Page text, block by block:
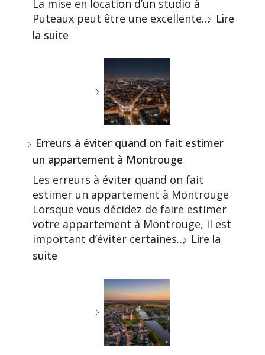
La mise en location d’un studio à
Puteaux peut être une excellente… Lire
la suite
Erreurs à éviter quand on fait estimer
un appartement à Montrouge
Les erreurs à éviter quand on fait
estimer un appartement à Montrouge
Lorsque vous décidez de faire estimer
votre appartement à Montrouge, il est
important d’éviter certaines… Lire la
suite